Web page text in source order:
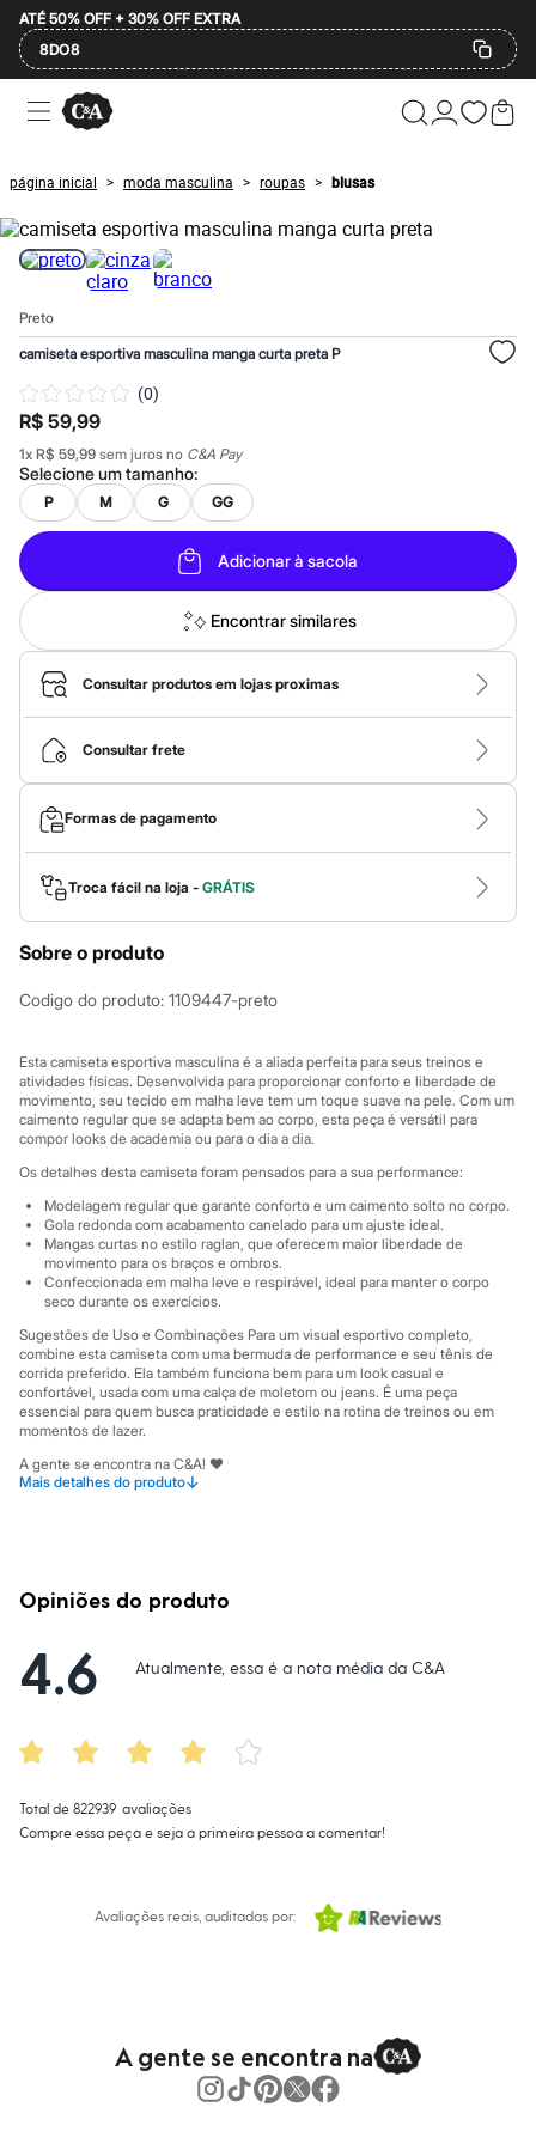
ATÉ 50% OFF + 30% OFF EXTRA
8DO8
Ofertas
Compre por Departamento
Masculino
Infantil
Calçados
Mindse7
Plus Size
Até 20% off
Até 60% off
A partir de 60% off
Feminino
Em alta
Inverno
Alfaiataria
Novidades
Roupas
Blusas e Camisetas
Básicos
Calças
Casacos e Jaquetas
Jeans
Macacões
Saias
Shorts e Bermudas
Vestidos
Acessórios
Bolsas
Bonés e Chapéus
Bijoux
Cintos
Óculos
Relógios
Calçados
Chinelos
Rasteirinhas
Sandálias
Sapatilhas
Marcas
City
Mindset
Sawary
Yessica
Moda esportiva
Acessórios
Blusas
Calçados
Leggings
Shorts e Bermudas
Tops
Moda íntima
Calcinhas
Cintas e Modeladores
Meias
Pijamas
Sutiãs e Tops
Moda praia
Biquínis
Maiôs
Saídas de praia
Personagens
Jeans
Moda esportiva
Vestidos
Masculino
Em alta
Inverno
Novidades
Bermudas
Camisas
página inicial > moda masculina > roupas > blusas
Preto
camiseta esportiva masculina manga curta preta P
(0)
R$ 59,99
1x R$ 59,99 sem juros no C&A Pay
Selecione umtamanho:
P M G GG
Adicionar à sacola
Encontrar similares
Consultar produtos em lojas proximas
Consultar frete
Formas de pagamento
Troca fácil na loja - GRÁTIS
Sobre o produto
Codigo do produto: 1109447-preto
Esta camiseta esportiva masculina é a aliada perfeita para seus treinos e
atividades físicas. Desenvolvida para proporcionar conforto e liberdade de
movimento, seu tecido em malha leve tem um toque suave na pele. Com um
caimento regular que se adapta bem ao corpo, esta peça é versátil para
compor looks de academia ou para o dia a dia.
Os detalhes desta camiseta foram pensados para a sua performance:
Modelagem regular que garante conforto e um caimento solto no corpo.
Gola redonda com acabamento canelado para um ajuste ideal.
Mangas curtas no estilo raglan, que oferecem maior liberdade de
movimento para os braços e ombros.
Confeccionada em malha leve e respirável, ideal para manter o corpo
seco durante os exercícios.
Sugestões de Uso e Combinações Para um visual esportivo completo,
combine esta camiseta com uma bermuda de performance e seu tênis de
corrida preferido. Ela também funciona bem para um look casual e
confortável, usada com uma calça de moletom ou jeans. É uma peça
essencial para quem busca praticidade e estilo na rotina de treinos ou em
momentos de lazer.
A gente se encontra na C&A! ❤
Mais detalhes do produto↓
Tipo: Camiseta
Opiniões do produto
4.6 Atualmente, essa é a nota média da C&A
Total de 822939 avaliações
Compre essa peça e seja a primeira pessoa a comentar!
Avaliações reais, auditadas por:
A gente se encontra na